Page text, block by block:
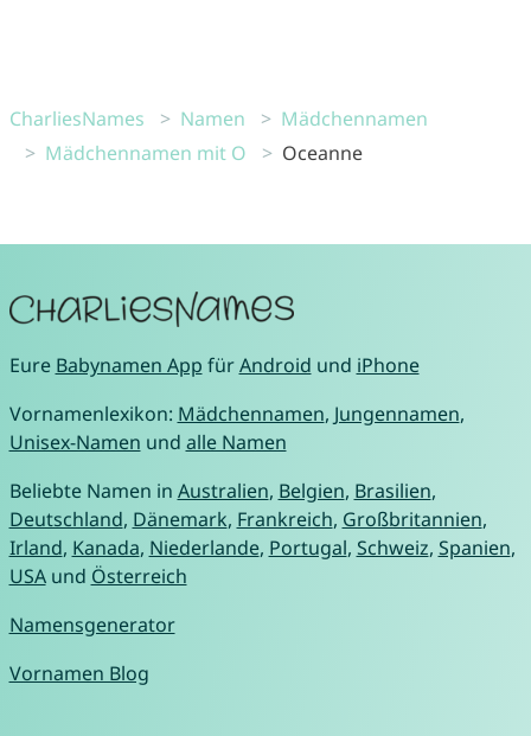
CharliesNames Namen
Mädchennamen
Mädchennamen mit O
Oceanne
Eure Babynamen App fürAndroid und iPhone
Vornamenlexikon: Mädchennamen, Jungennamen,
Unisex-Namen und alle Namen
Beliebte Namen in Australien, Belgien, Brasilien,
Deutschland, Dänemark, Frankreich, Großbritannien,
Irland, Kanada, Niederlande, Portugal, Schweiz, Spanien,
USAund Österreich
Namensgenerator
Vornamen Blog